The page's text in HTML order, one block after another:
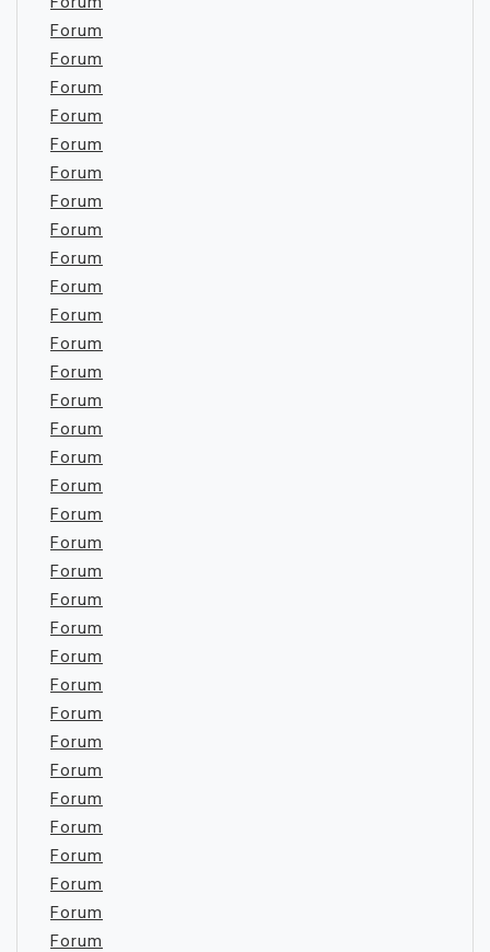
Forum
Forum
Forum
Forum
Forum
Forum
Forum
Forum
Forum
Forum
Forum
Forum
Forum
Forum
Forum
Forum
Forum
Forum
Forum
Forum
Forum
Forum
Forum
Forum
Forum
Forum
Forum
Forum
Forum
Forum
Forum
Forum
Forum